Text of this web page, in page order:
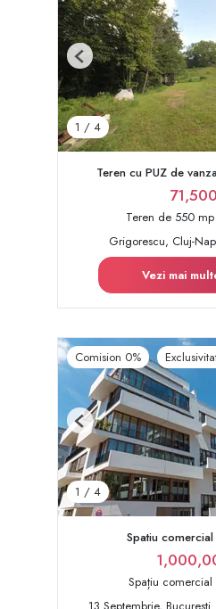
1 / 4
Previous
Teren cu PUZ de
Teren de 550
Grigorescu, Cluj-
Vezi mai
Comision 0%
1 / 4
Previous
Spatiu
Spațiu